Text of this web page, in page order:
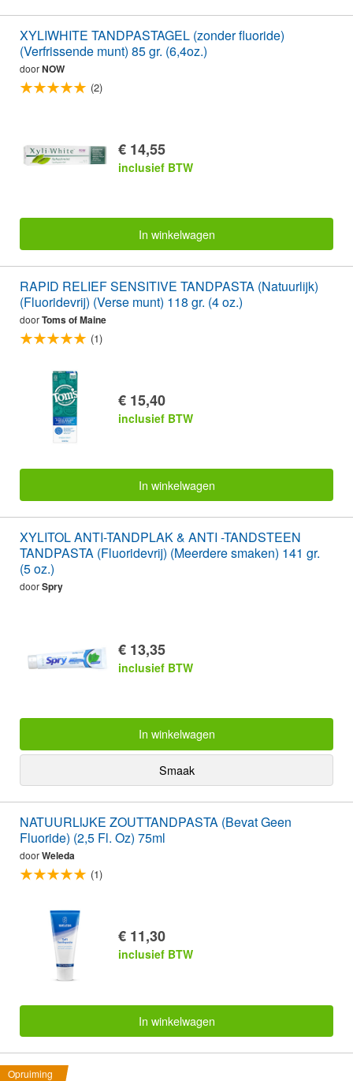
XYLIWHITE TANDPASTAGEL (zonder fluoride)
(Verfrissende munt) 85 gr. (6,4oz.)
doorNOW
(2)
€ 14,55
inclusief BTW
In winkelwagen
RAPID RELIEF SENSITIVE TANDPASTA (Natuurlijk)
(Fluoridevrij) (Verse munt) 118 gr. (4 oz.)
doorToms of Maine
(1)
€ 15,40
inclusief BTW
In winkelwagen
XYLITOL ANTI-TANDPLAK & ANTI -TANDSTEEN
TANDPASTA (Fluoridevrij) (Meerdere smaken) 141 gr.
(5 oz.)
doorSpry
€ 13,35
inclusief BTW
In winkelwagen
Smaak
NATUURLIJKE ZOUTTANDPASTA (Bevat Geen
Fluoride) (2,5 Fl. Oz) 75ml
doorWeleda
(1)
€ 11,30
inclusief BTW
In winkelwagen
Opruiming